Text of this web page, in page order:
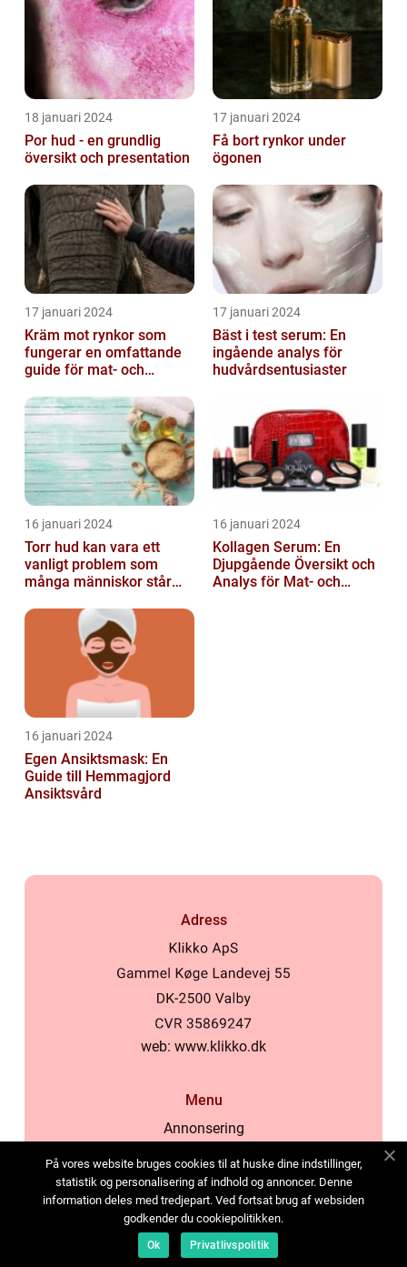
18 januari 2024
Por hud - en grundlig
översikt och presentation
17 januari 2024
Få bort rynkor under
ögonen
17 januari 2024
Kräm mot rynkor som
fungerar en omfattande
guide för mat- och
17 januari 2024
Bäst i test serum: En
ingående analys för
hudvårdsentusiaster
16 januari 2024
Torr hud kan vara ett
vanligt problem som
många människor står
16 januari 2024
Kollagen Serum: En
Djupgående Översikt och
Analys för Mat- och
16 januari 2024
Egen Ansiktsmask: En
Guide till Hemmagjord
Ansiktsvård
Adress
web: www.klikko.dk
Menu
Annonsering
Cookies
Kontakta oss
Sitemap
På vores website bruges cookies til at huske dine indstillinger,
statistik og personalisering af indhold og annoncer. Denne
information deles med tredjepart. Ved fortsat brug af websiden
godkender du cookiepolitikken.
Ok Privatlivspolitik